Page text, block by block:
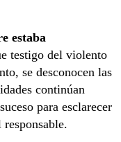
estaba
testigo del violento
se desconocen las
continúan
para esclarecer